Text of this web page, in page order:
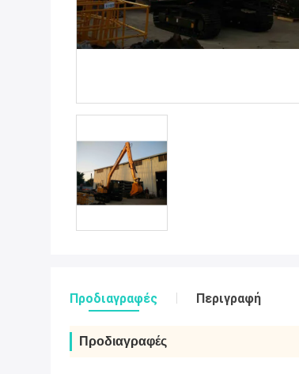
Προδιαγραφές Περιγραφή
Προδιαγραφές